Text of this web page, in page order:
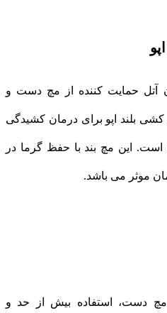
کشی اپو کد 2184 بدون آتل حمایت کننده از مچ دست و
بلند اپو برای درمان کشیدگی
این مچ بند با حفظ گرما در
موثر می باشد.
مچ دست، استفاده بیش از حد و